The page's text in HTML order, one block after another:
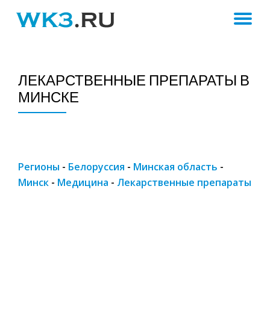
ЛЕКАРСТВЕННЫЕ ПРЕПАРАТЫ В
МИНСКЕ
Регионы - Белоруссия - Минская область -
Минск - Медицина - Лекарственные препараты